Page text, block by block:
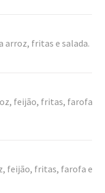
fritas e salada.
feijão, fritas, farofa
feijão, fritas, farofa e